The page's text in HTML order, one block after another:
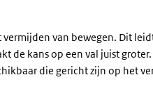
van bewegen. Dit
de kans op een val juist
die gericht zijn op het